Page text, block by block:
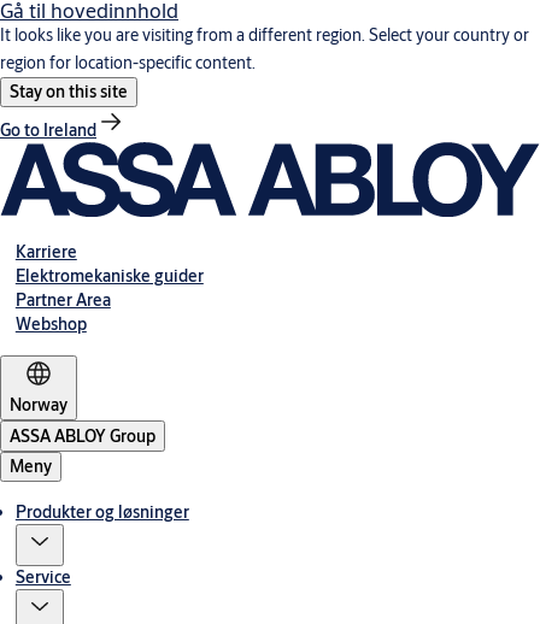
Gå til hovedinnhold
It looks like you are visiting from a different region. Select your country or
region for location-specific content.
Stay on this site
Go to Ireland
Karriere
Elektromekaniske guider
Partner Area
Webshop
Norway
ASSA ABLOY Group
Meny
Produkter og løsninger
Service